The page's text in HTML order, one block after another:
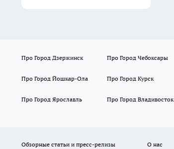
Про Город Дзержинск Про Город Чебоксары
Про Город Йошкар-Ола Про Город Курск
Про Город Ярославль Про Город Владивосток
Обзорные статьи и пресс-релизы О нас